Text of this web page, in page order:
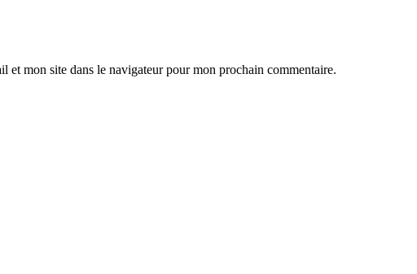
et mon site dans le navigateur pour mon prochain commentaire.